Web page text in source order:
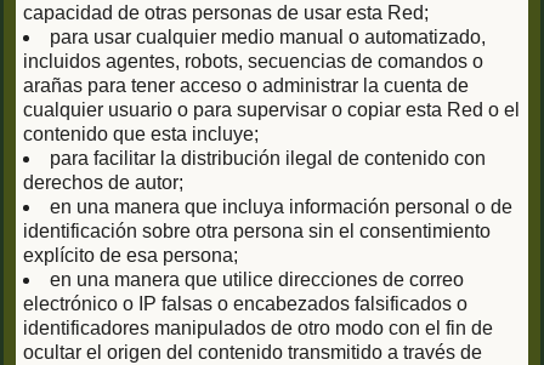
capacidad de otras personas de usar esta Red;
para usar cualquier medio manual o automatizado,
incluidos agentes, robots, secuencias de comandos o
arañas para tener acceso o administrar la cuenta de
cualquier usuario o para supervisar o copiar esta Red o el
contenido que esta incluye;
para facilitar la distribución ilegal de contenido con
derechos de autor;
en una manera que incluya información personal o de
identificación sobre otra persona sin el consentimiento
explícito de esa persona;
en una manera que utilice direcciones de correo
electrónico o IP falsas o encabezados falsificados o
identificadores manipulados de otro modo con el fin de
ocultar el origen del contenido transmitido a través de